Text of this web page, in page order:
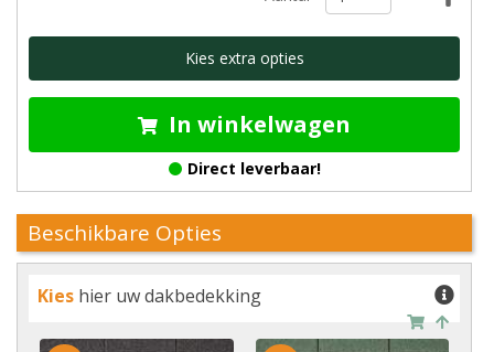
Kies extra opties
In winkelwagen
Direct leverbaar!
Beschikbare Opties
Kies hier uw dakbedekking